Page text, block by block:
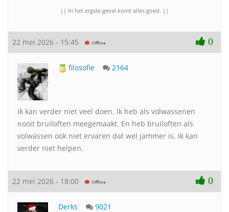
|| In het ergste geval komt alles goed. ||
22 mei 2026 - 15:45 0
filosofie 2164
Ik kan verder niet veel doen. Ik heb als volwassenen
nooit bruiloften meegemaakt. En heb bruiloften als
volwassen ook niet ervaren dat wel jammer is. Ik kan
verder niet helpen.
22 mei 2026 - 18:00 0
Derks 9021